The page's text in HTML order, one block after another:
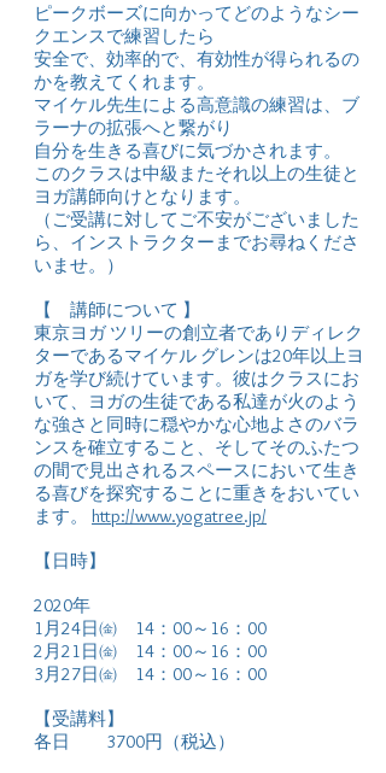
ピークボーズに向かってどのようなシー
クエンスで練習したら
安全で、 効率的で、有効性が得られるの
かを教えてくれます。
マイケル先生による高意識の練習は、ブ
ラーナの拡張へと繋がり
自分を生きる喜びに気づかされます。
このクラスは中級またそれ以上の生徒と
ヨガ講師向けとなります。
（ご受講に対してご不安がございました
ら、インストラクターまでお尋ねくださ
いませ。）
【 講師について 】
東京ヨガ ツリーの創立者でありディレク
ターであるマイケル グレンは20年以上ヨ
ガを学び続けています。彼はクラスにお
いて、ヨガの生徒である私達が火のよう
な強さと同時に穏やかな心地よさのバラ
ンスを確立すること、そしてそのふたつ
の間で見出されるスペースにおいて生き
る喜びを探究することに重きをおいてい
ます。 http://www.yogatree.jp/
【日時】
2020年
1月24日㈮ 14：00～16：00
2月21日㈮ 14：00～16：00
3月27日㈮ 14：00～16：00
【受講料】
各日 3700円（税込）